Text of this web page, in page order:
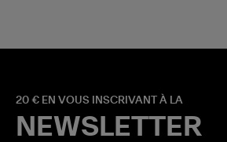
20 € EN VOUS INSCRIVANT À LA
NEWSLETTER